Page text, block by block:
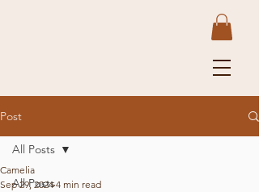
Post
All Posts
All Posts
Camelia
Sep 29, 2024 4 min read